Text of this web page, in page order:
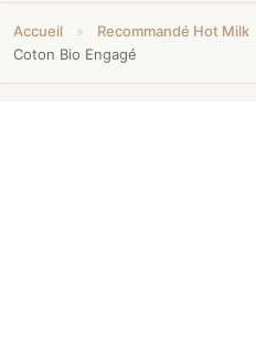
Accueil » Recommandé Hot Milk
Coton Bio Engagé